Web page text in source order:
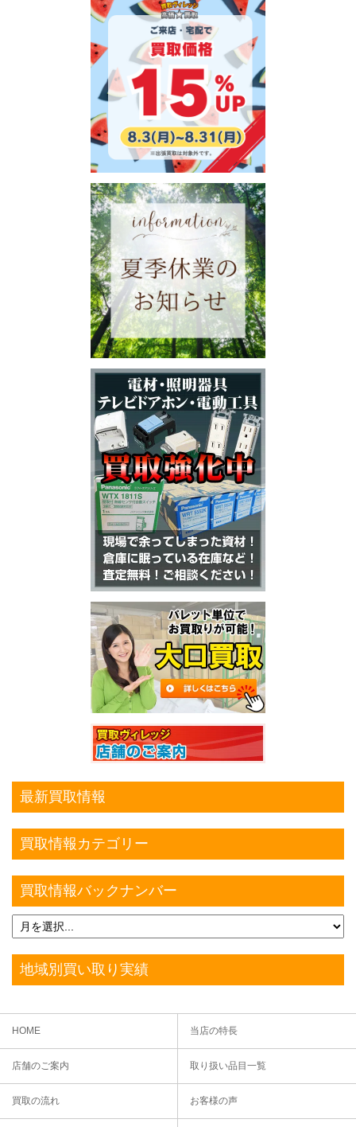
最新買取情報
買取情報カテゴリー
買取情報バックナンバー
地域別買い取り実績
HOME 当店の特長
店舗のご案内 取り扱い品目一覧
買取の流れ お客様の声